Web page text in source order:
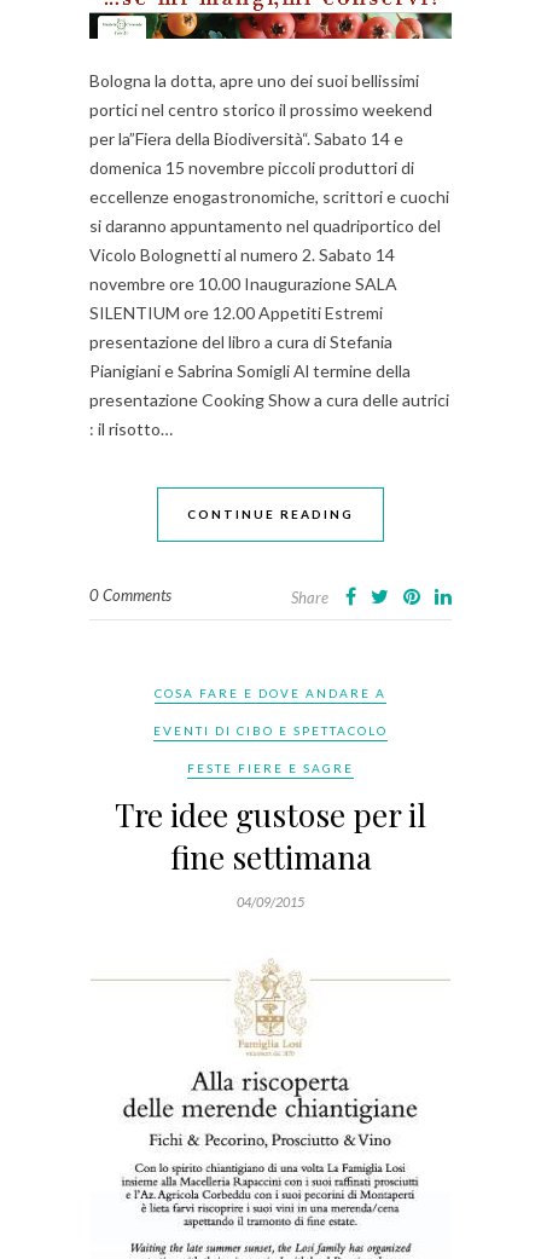
Bologna la dotta, apre uno dei suoi bellissimi
portici nel centro storico il prossimo weekend
per la”Fiera della Biodiversità“. Sabato 14 e
domenica 15 novembre piccoli produttori di
eccellenze enogastronomiche, scrittori e cuochi
si daranno appuntamento nel quadriportico del
Vicolo Bolognetti al numero 2. Sabato 14
novembre ore 10.00 Inaugurazione SALA
SILENTIUM ore 12.00 Appetiti Estremi
presentazione del libro a cura di Stefania
Pianigiani e Sabrina Somigli Al termine della
presentazione Cooking Show a cura delle autrici
: il risotto…
CONTINUE READING
0 Comments Share
COSA FARE E DOVE ANDARE A
EVENTI DI CIBO E SPETTACOLO
FESTE FIERE E SAGRE
Tre idee gustose per il
fine settimana
04/09/2015